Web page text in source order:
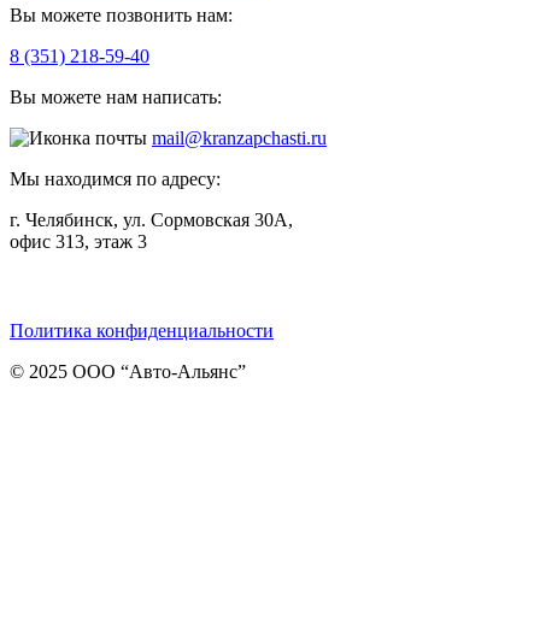
Вы можете позвонить нам:
8 (351) 218-59-40
Вы можете нам написать:
mail@kranzapchasti.ru
Мы находимся по адресу:
г. Челябинск, ул. Сормовская 30А,
офис 313, этаж 3
Политика конфиденциальности
© 2025 ООО “Авто-Альянс”